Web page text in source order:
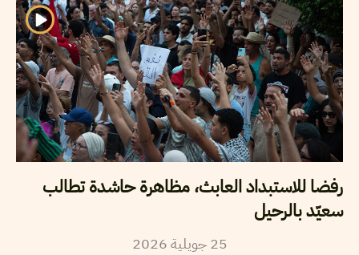
رفضا للاستبداد العابث، مظاهرة حاشدة تطالب
سعيّد بالرحيل
25 جويلية2026